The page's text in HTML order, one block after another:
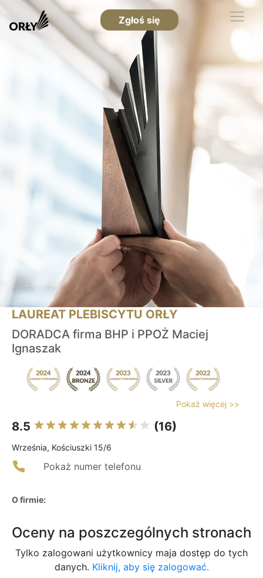
Zgłoś się
LAUREAT PLEBISCYTU ORŁY
DORADCA firma BHP i PPOŻ Maciej
Ignaszak
Pokaż więcej >>
8.5 (16)
Września, Kościuszki 15/6
Pokaż numer telefonu
O firmie:
Oceny na poszczególnych stronach
Tylko zalogowani użytkownicy maja dostęp do tych
danych. Kliknij, aby się zalogować.